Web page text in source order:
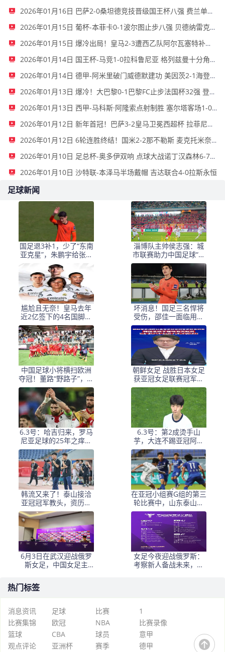
2026年01月16日 巴萨2-0桑坦德竞技晋级国王杯八强 费兰单刀球破门亚马尔建功
2026年01月15日 葡杯-本菲卡0-1波尔图止步八强 贝德纳雷克制胜帕夫利季斯失良机
2026年01月15日 爆冷出局！皇马2-3遭西乙队阿尔瓦塞特补时绝杀 无缘国王杯8强
2026年01月14日 国王杯-马竞1-0拉科鲁尼亚 格列兹曼十分角任意球破门+远射中横梁
2026年01月14日 德甲-阿米里破门威德默建功 美因茨2-1海登海姆
2026年01月13日 爆冷！大巴黎0-1巴黎FC止步法国杯32强 登贝莱失单刀埃梅里中框
2026年01月13日 西甲-马科斯·阿隆索点射制胜 塞尔塔客场1-0塞维利亚
2026年01月12日 新年首冠！巴萨3-2皇马卫冕西超杯 拉菲尼亚双响维尼修斯一条龙
2026年01月12日 6轮连胜终结！国米2-2那不勒斯 麦克托米奈双响恰20点射孔蒂染红
2026年01月10日 足总杯-奥多伊双响 点球大战诺丁汉森林6-7雷克瑟姆
2026年01月10日 沙特联-本泽马半场戴帽 吉达联合4-0拉斯永恒
足球新闻
国足退3补1，少了“东南
亚克星”，朱鹏宇给张玉
宁当替补 防线不稳
淄博队主帅侯志强：城
市联赛助力中国足球“基
础建设”｜专访
尴尬且无奈！皇马去年
近2亿签下的4名国脚新
援，今夏均无缘世界杯
坏消息！国足三名悍将
受伤，邵佳一面临用人
荒，武磊也难出场
中国足球小将横扫欧洲
夺冠！董路“野路子”，撕
开了谁的遮羞布？
朝鲜女足 战胜日本女足
获亚冠女足联赛冠军李
在明 发文祝贺
6.3号：哈吉归来，罗马
尼亚足球的25年之痒能
解么？
6.3号：第2成烫手山
芋，大连不踢亚冠阿奇
+马莱莱没必要换练好新
星更重要
韩流又来了！泰山接洽
亚冠冠军教头，资历与
名气全面压过徐正源
在亚冠小组赛G组的第三
轮比赛中，山东泰山客
场挑战韩国球队仁
6月3日在武汉迎战俄罗
斯女足，中国女足主
女足今夜迎战俄罗斯：
考察新人备战未来，古
热门标签
消息资讯 足球 比赛
1
比赛集锦
欧冠 NBA
比赛录像
篮球
CBA 球员
意甲
观点评论
亚洲杯 赛季 德甲